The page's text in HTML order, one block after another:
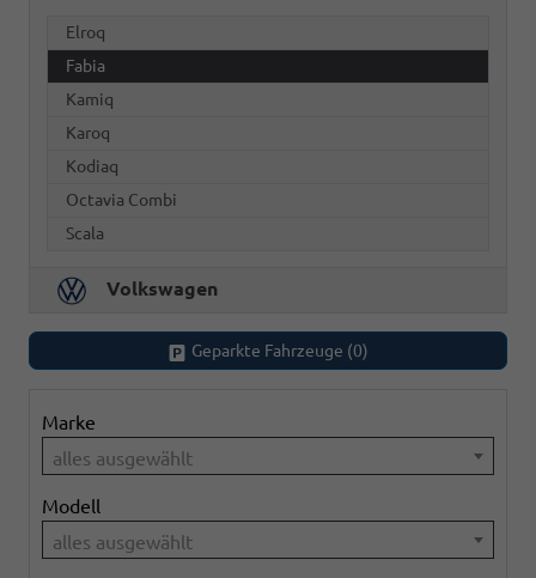
Elroq
Fabia
Kamiq
Karoq
Kodiaq
Octavia Combi
Scala
Volkswagen
Geparkte Fahrzeuge (0)
Marke
alles ausgewählt
Modell
alles ausgewählt